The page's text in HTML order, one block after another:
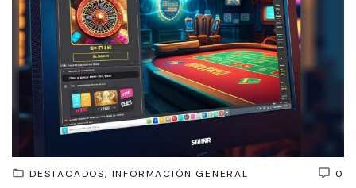
0
DESTACADOS INFORMACIÓN GENERAL